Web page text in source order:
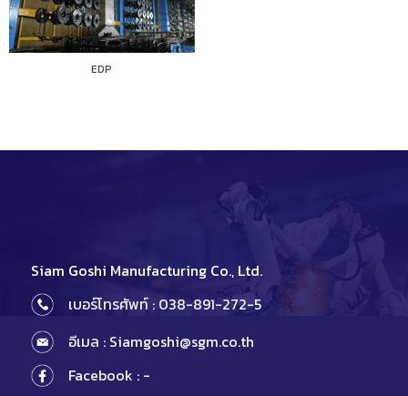
EDP
Siam Goshi Manufacturing Co., Ltd.
เบอร์โทรศัพท์ : 038-891-272-5
อีเมล : Siamgoshi@sgm.co.th
Facebook : -